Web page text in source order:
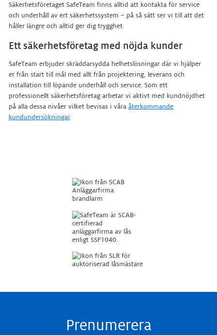
Säkerhetsföretaget SafeTeam finns alltid att kontakta för service
och underhåll av ert säkerhetssystem – på så sätt ser vi till att det
håller längre och alltid ger dig trygghet.
Ett säkerhetsföretag med nöjda kunder
SafeTeam erbjuder skräddarsydda helhetslösningar där vi hjälper
er från start till mål med allt från projektering, leverans och
installation till löpande underhåll och service. Som ett
professionellt säkerhetsföretag arbetar vi aktivt med kundnöjdhet
på alla dessa nivåer vilket bevisas i våra återkommande
kundundersökningar.
Prenumerera